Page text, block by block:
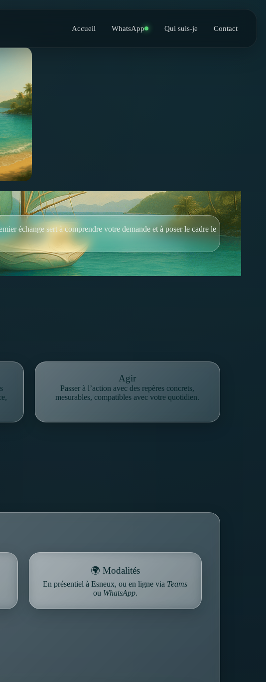
Accueil WhatsApp Qui suis-je Contact
échange sert à comprendre votre demande et à poser le cadre le
Agir
Passer à l’action avec des repères concrets,
mesurables, compatibles avec votre quotidien.
🌍 Modalités
En présentiel à Esneux, ou en ligne via Teams
ou WhatsApp.